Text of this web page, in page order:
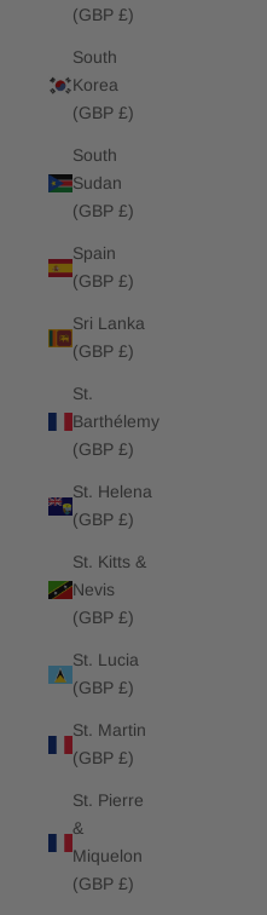
(GBP £)
South
Korea
(GBP £)
South
Sudan
(GBP £)
Spain
(GBP £)
Sri Lanka
(GBP £)
St.
Barthélemy
(GBP £)
St. Helena
(GBP £)
St. Kitts &
Nevis
(GBP £)
St. Lucia
(GBP £)
St. Martin
(GBP £)
St. Pierre
&
Miquelon
(GBP £)